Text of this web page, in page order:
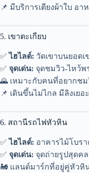
📌 มีบริการเตียงผ้าใบ อ
5. เขาตะเกียบ
✅ไฮไลต์: วัดเขาบนยอดเ
✅ จุดเด่น: จุดชมวิว-ไหว้พ
🌄 เหมาะกับคนที่อยากช
📌 เดินขึ้นไม่ไกล มีลิงเยอ
6. สถานีรถไฟหัวหิน
✅ไฮไลต์: อาคารไม้โบร
✅ จุดเด่น: จุดถ่ายรูปสุดค
🚂 แลนด์มาร์กที่อยู่คู่หัวหิ